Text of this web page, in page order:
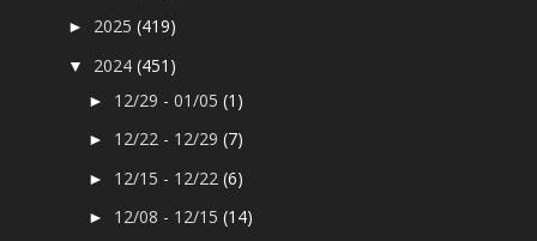
► 2025(419)
▼ 2024(451)
► 12/29 - 01/05(1)
► 12/22 - 12/29(7)
► 12/15 - 12/22(6)
► 12/08 - 12/15(14)